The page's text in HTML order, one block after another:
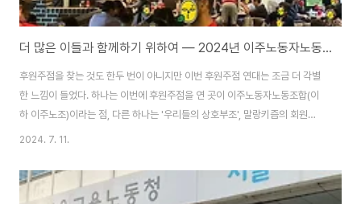
더 많은 이들과 함께하기 위하여 — 2024년 이주노동자노동조합 후원주점 연대 보고
후원주점을 찾는 것도 한두 번이 아니지만 이번 후원주점 연대는 조금 더 각별
한 느낌이 들었다. 하나는 이번에 후원주점을 연 곳이 이주노동자노동조합(이
하 이주노조)이라는 점, 다른 하나는 '우리들의 상호부조', 말랑키즘의 회원
들 말고도 후원주점이 처음인 사람들도 함께였기 때문일 것이다.후원주점에
안 현장에 나섰다는 사실이다. 지난 2000년, 고용허가제 철폐, 미등록 이주노
동자 전면 합법화, 이주노동자 직접 조직화를 위하여 '이주·취업의 자유 실현
2024. 7. 11.